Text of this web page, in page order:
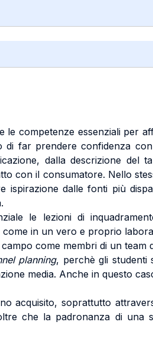
le competenze essenziali per
far prendere confidenza
dalla descrizione del
con il consumatore. Nello
dalle fonti più
le lezioni di
in un vero e proprio
come membri di un team
planning, perchè gli studenti
media. Anche in questo
acquisito, soprattutto
che la padronanza di